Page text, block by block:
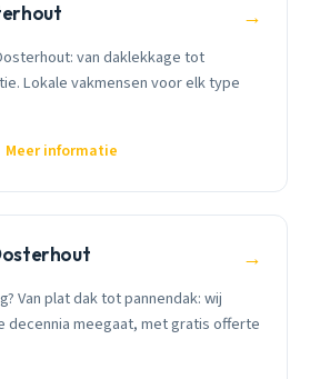
→
van daklekkage tot
Lokale vakmensen voor elk type
Meer informatie
→
Van plat dak tot pannendak: wij
decennia meegaat, met gratis offerte